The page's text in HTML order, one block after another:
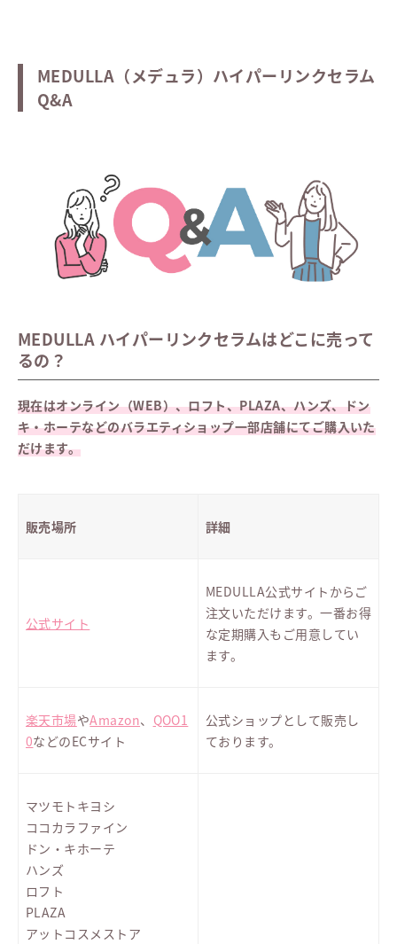
MEDULLA（メデュラ）ハイパーリンクセラム
Q&A
MEDULLA ハイパーリンクセラムはどこに売って
るの？
現在はオンライン（WEB）、ロフト、PLAZA、ハンズ、ドン
キ・ホーテなどのバラエティショップ一部店舗にてご購入いた
だけます。
販売場所 詳細
公式サイト
MEDULLA公式サイトからご
注文いただけます。一番お得
な定期購入もご用意してい
ます。
楽天市場やAmazon、 QOO1
0などのECサイト
公式ショップとして販売し
ております。
マツモトキヨシ
ココカラファイン
ドン・キホーテ
ハンズ
ロフト
PLAZA
アットコスメストア